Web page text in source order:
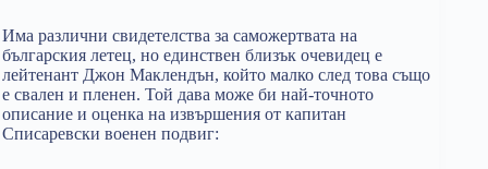
Има различни свидетелства за саможертвата на
българския летец, но единствен близък очевидец е
лейтенант Джон Маклендън, който малко след това също
е свален и пленен. Той дава може би най-точното
описание и оценка на извършения от капитан
Списаревски военен подвиг: